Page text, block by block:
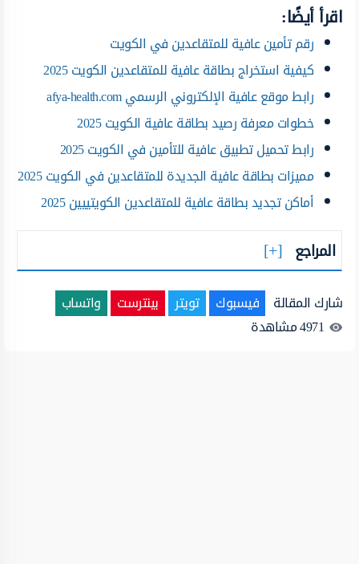
اقرأ أيضًا:
رقم تأمين عافية للمتقاعدين في الكويت
كيفية استخراج بطاقة عافية للمتقاعدين الكويت 2025
رابط موقع عافية الإلكتروني الرسمي afya-health.com
خطوات معرفة رصيد بطاقة عافية الكويت 2025
رابط تحميل تطبيق عافية للتأمين في الكويت 2025
مميزات بطاقة عافية الجديدة للمتقاعدين في الكويت 2025
أماكن تجديد بطاقة عافية للمتقاعدين الكويتييين 2025
المراجع
شارك المقالة فيسبوك تويتر بينترست
واتساب
4971مشاهدة